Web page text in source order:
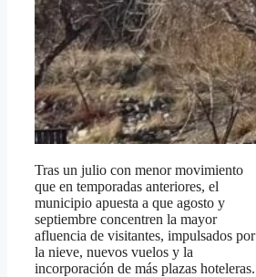
Tras un julio con menor movimiento
que en temporadas anteriores, el
municipio apuesta a que agosto y
septiembre concentren la mayor
afluencia de visitantes, impulsados por
la nieve, nuevos vuelos y la
incorporación de más plazas hoteleras.